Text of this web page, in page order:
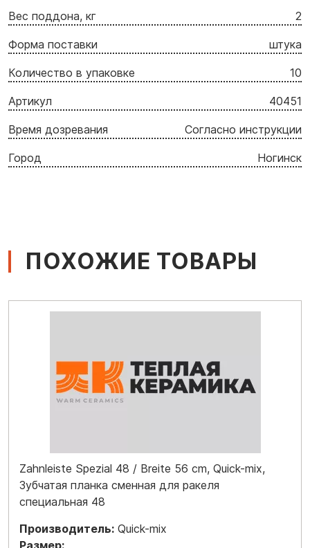
Вес поддона, кг 2
Форма поставки штука
Количество в упаковке 10
Артикул 40451
Время дозревания Согласно инструкции
Город Ногинск
ПОХОЖИЕ ТОВАРЫ
Zahnleiste Spezial 48 / Breite 56 cm, Quick-mix,
Зубчатая планка сменная для ракеля
специальная 48
Производитель: Quick-mix
Размер: